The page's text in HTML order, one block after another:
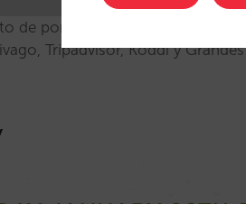
de ponencias y mesas
Tripadvisor, Koddi y